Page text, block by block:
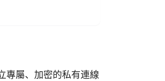
專屬、加密的私有連線